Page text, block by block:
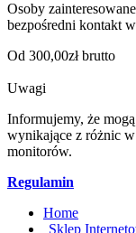
Osoby
bezpośredni kontakt
Od 300,00zł brutto
Uwagi
Informujemy, że
wynikające z różnic
monitorów.
Regulamin
Home
Sklep